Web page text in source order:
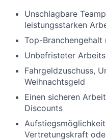
Unschlagbare
leistungsstarken
Top-
Unbefristeter
Fahrgeldzuschuss,
Weihnachtsgeld
Einen sicheren
Discounts
Vertretungskraft